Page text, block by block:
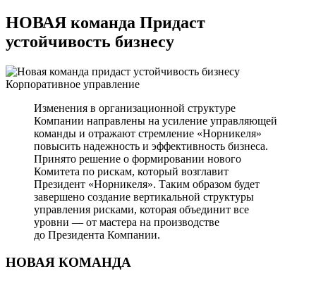
НОВАЯ команда Придаст
устойчивость бизнесу
Корпоративное управление
Изменения в организационной структуре
Компании направлены на усиление управляющей
команды и отражают стремление «Норникеля»
повысить надежность и эффективность бизнеса.
Принято решение о формировании нового
Комитета по рискам, который возглавит
Президент «Норникеля». Таким образом будет
завершено создание вертикальной структуры
управления рисками, которая объединит все
уровни — от мастера на производстве
до Президента Компании.
НОВАЯ КОМАНДА